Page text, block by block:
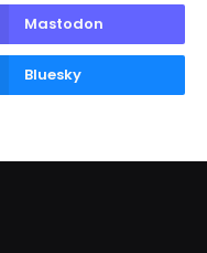
Mastodon
Bluesky